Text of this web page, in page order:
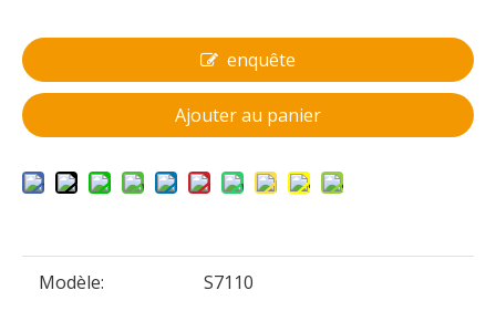
enquête
Ajouter au panier
Modèle:
S7110